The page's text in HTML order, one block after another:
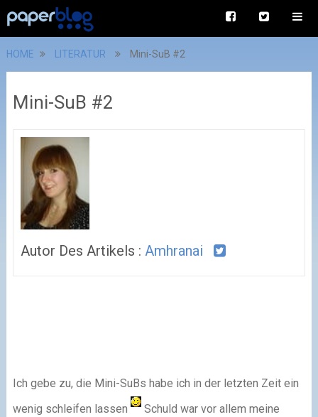
HOME LITERATUR Mini-SuB #2
Mini-SuB #2
Autor Des Artikels : Amhranai
Ich gebe zu, die Mini-SuBs habe ich in der letzten Zeit ein
wenig schleifen lassen
Schuld war vor allem meine